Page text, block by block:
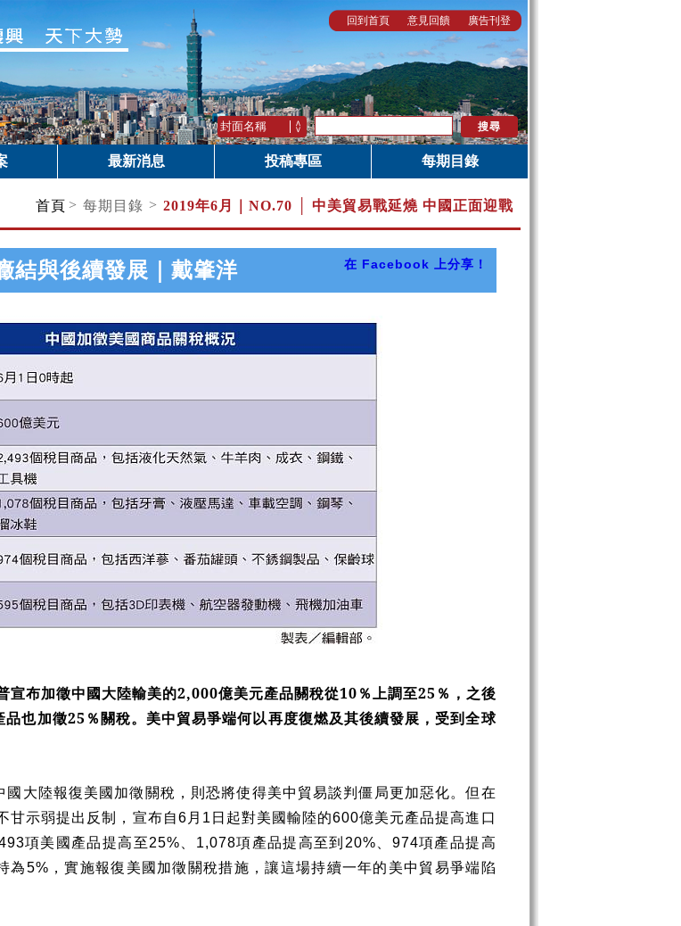
回到首頁 意見回饋 廣告刊登
最新消息 投稿專區 每期目錄
首頁 > 每期目錄 > 2019年6月｜ NO.70 │ 中美貿易戰延燒 中國正面迎戰
結與後續發展｜戴肇洋 在 Facebook 上分享！
宣布加徵中國大陸輸美的2,000億美元產品關稅從10％上調至25 ％，之後
品也加徵25 ％關稅。美中貿易爭端何以再度復燃及其後續發展，受到全球
國大陸報復美國加徵關稅，則恐將使得美中貿易談判僵局更加惡化。但在
甘示弱提出反制，宣布自6 月 1 日起對美國輸陸的600億美元產品提高進口
項美國產品提高至25% 1,078項產品提高至到 20% 974項產品提高
為5% ，實施報復美國加徵關稅措施，讓這場持續一年的美中貿易爭端陷